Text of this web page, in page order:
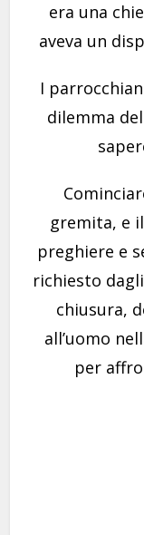
era una
aveva un
I
dilemma
gremita, e
preghiere e
richiesto
chiusura,
all’uomo
per